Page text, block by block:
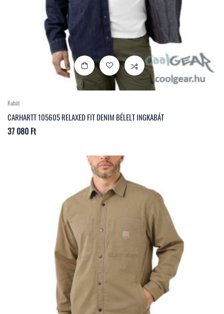
Kabát
CARHARTT 105605 RELAXED FIT DENIM BÉLELT INGKABÁT
Ár
37 080 Ft